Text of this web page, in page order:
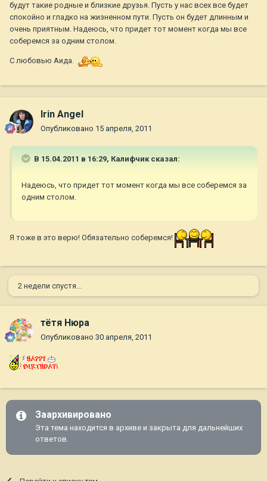
будут такие родные и близкие друзья. Пусть у нас всех все будет
спокойно и гладко на жизненном пути. Пусть он будет длинным и
очень приятным. Надеюсь, что придет тот момент когда мы все
соберемся за одним столом.
С любовью Аида.
Irin Angel
Опубликовано 15 апреля, 2011
В 15.04.2011 в 16:29, Калифчик сказал:
Надеюсь, что придет тот момент когда мы все соберемся за
одним столом.
Я тоже в это верю! Обязательно соберемся!
2 недели спустя...
тётя Нюра
Опубликовано 30 апреля, 2011
Заархивировано
Эта тема находится в архиве и закрыта для дальнейших
ответов.